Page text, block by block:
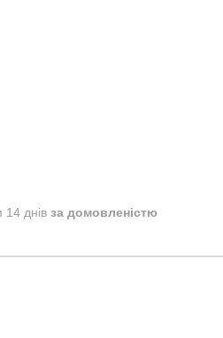
14 днів за домовленістю